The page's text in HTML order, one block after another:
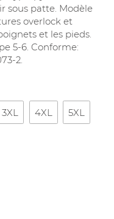
sous patte. Modèle
overlock et
et les pieds.
5-6. Conforme:
2.
3XL 4XL 5XL